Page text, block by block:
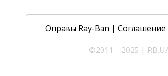
Оправы Ray-Ban | Соглашение
©2011—2025 |